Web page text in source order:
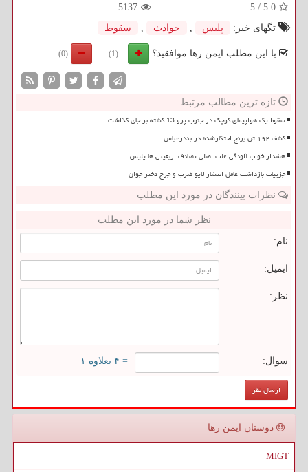
5.0
/
5
5137
تگهای خبر:
پلیس , حوادث , سقوط
با این مطلب ایمن رها موافقید؟ (1)
(0)
تازه ترین مطالب مرتبط
سقوط یک هواپیمای کوچک در جنوب پرو 13 کشته بر جای گذاشت
کشف ۱۹۲ تن برنج احتکارشده در بندرعباس
هشدار خواب آلودگی علت اصلی تصادف اربعینی ها پلیس
جزییات بازداشت عامل انتشار لایو ضرب و جرح دختر جوان
نظرات بینندگان در مورد این مطلب
نظر شما در مورد این مطلب
نام:
ایمیل:
نظر:
سوال: = ۴ بعلاوه ۱
دوستان ایمن رها
MIGT